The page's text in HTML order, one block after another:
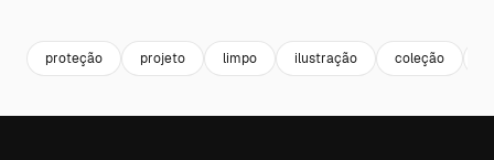
proteção projeto limpo ilustração coleção